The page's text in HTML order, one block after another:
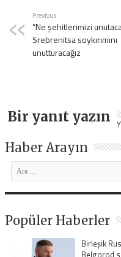
Previous
“Ne şehitlerimizi
Srebrenitsa soykırımını
unutturacağız
Bir yanıt yazın
Haber Arayın
Popüler Haberler
Birleşik